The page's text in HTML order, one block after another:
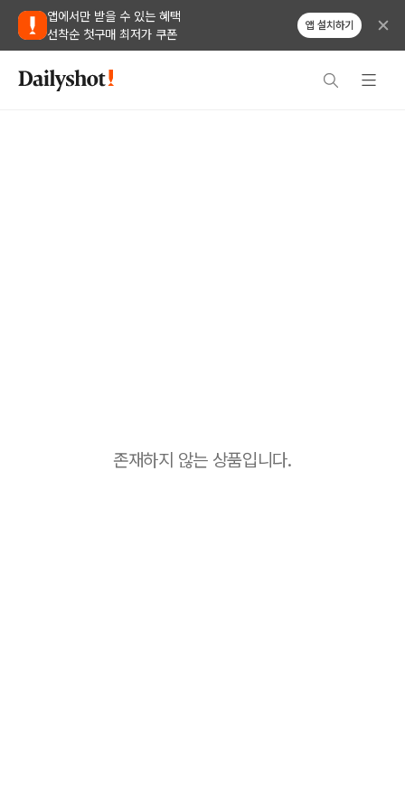
앱에서만 받을 수 있는 혜택
선착순 첫구매 최저가 쿠폰
앱 설치하기
존재하지 않는 상품입니다.